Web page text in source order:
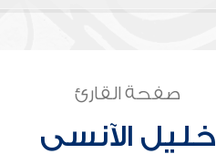
صفحة القارئ
خليل الآنسي